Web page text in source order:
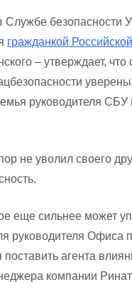
безопасности
гражданкой
– утверждает,
руководителя СБУ
не уволил своего
еще сильнее может
руководителя Офиса
агента
компании